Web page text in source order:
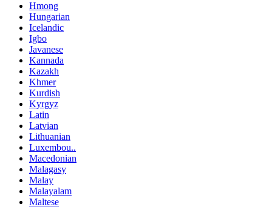
Hmong
Hungarian
Icelandic
Igbo
Javanese
Kannada
Kazakh
Khmer
Kurdish
Kyrgyz
Latin
Latvian
Lithuanian
Luxembou..
Macedonian
Malagasy
Malay
Malayalam
Maltese